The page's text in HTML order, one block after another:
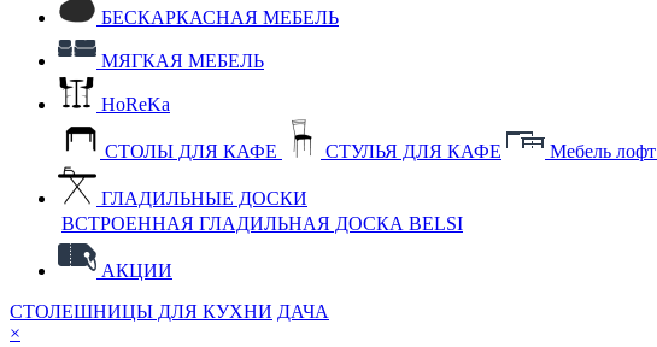
БЕСКАРКАСНАЯ МЕБЕЛЬ
МЯГКАЯ МЕБЕЛЬ
HoReKa
СТОЛЫ ДЛЯ КАФЕ СТУЛЬЯ ДЛЯ КАФЕ Мебель лофт
ГЛАДИЛЬНЫЕ ДОСКИ
ВСТРОЕННАЯ ГЛАДИЛЬНАЯ ДОСКА BELSI
АКЦИИ
СТОЛЕШНИЦЫ ДЛЯ КУХНИ ДАЧА
×